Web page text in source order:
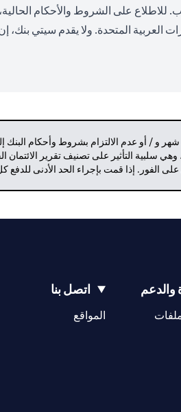
على الشروط والأحكام الحالية،
المتحدة. ولا يقدم سيتي بنك،
و / أو عدم الالتزام بشروط وأحكام
سلبية التأثير على تصنيف تقرير
على الفور. إذا قمت بإجراء الحد الأدنى
والدعم اتصل بنا
المواقعin a new tab